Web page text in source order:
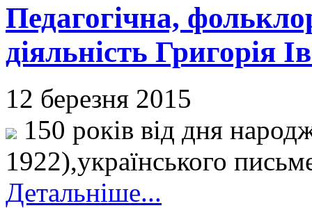
Педагогічна,
діяльність Григорія
12 березня 2015
150 років від дня
1922),українського
Детальніше...